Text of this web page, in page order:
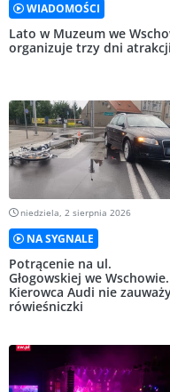
WIADOMOŚCI
Lato w Muzeum we
organizuje trzy dni atrakcji
niedziela, 2 sierpnia 2026
NA SYGNALE
Potrącenie na ul.
Głogowskiej we Wschowie.
Kierowca Audi nie
rówieśniczki